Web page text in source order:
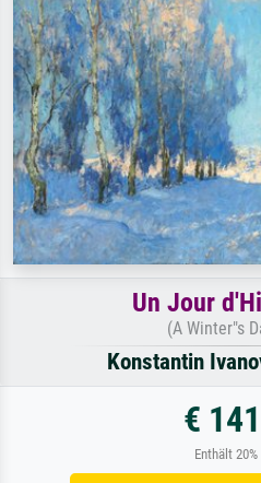
Un Jour
(A Winter"s
Konstantin
€
Enthält